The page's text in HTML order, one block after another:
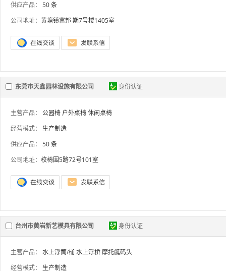
供应产品：
50 条
公司地址： 黄塘镇富邦 期7号楼1405室
东莞市天鑫园林设施有限公司 身份认证
主营产品： 公园椅 户外桌椅休闲桌椅
经营模式：
生产制造
供应产品：
50 条
公司地址： 校椅围5路72号101室
台州市黄岩新艺模具有限公司 身份认证
主营产品： 水上浮筒/桶 水上浮桥摩托艇码头
经营模式：
生产制造